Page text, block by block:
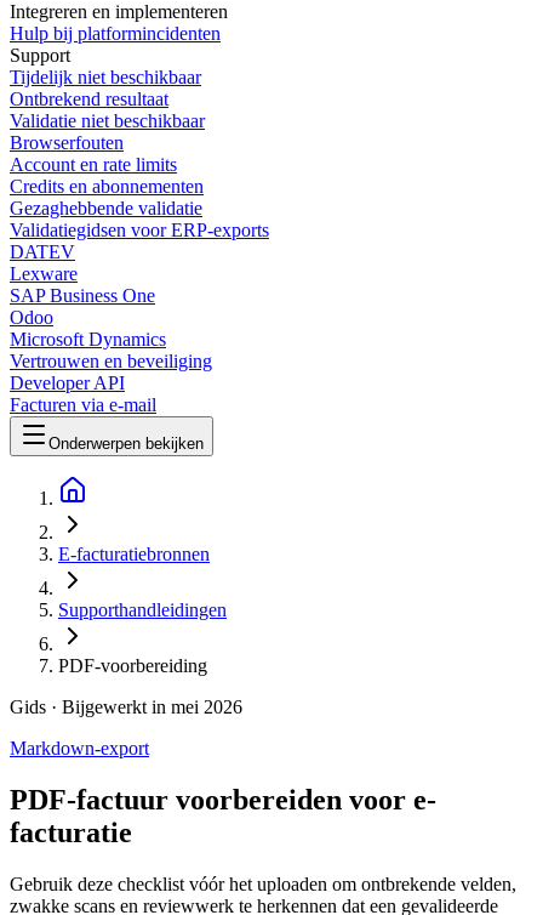
Integreren en implementeren
Hulp bij platformincidenten
Support
Tijdelijk niet beschikbaar
Ontbrekend resultaat
Validatie niet beschikbaar
Browserfouten
Account en rate limits
Credits en abonnementen
Gezaghebbende validatie
Validatiegidsen voor ERP-exports
DATEV
Lexware
SAP Business One
Odoo
Microsoft Dynamics
Vertrouwen en beveiliging
Developer API
Facturen via e-mail
Onderwerpen bekijken
E-facturatiebronnen
Supporthandleidingen
PDF-voorbereiding
Gids · Bijgewerkt in mei 2026
Markdown-export
PDF-factuur voorbereiden voor e-
facturatie
Gebruik deze checklist vóór het uploaden om ontbrekende velden,
zwakke scans en reviewwerk te herkennen dat een gevalideerde